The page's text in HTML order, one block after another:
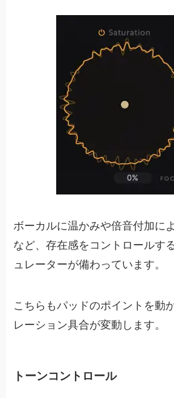
ボーカルに温かみや倍音付加に
など、存在感をコントロールす
ュレーターが備わっています。
こちらもパッドのポイントを動
レーション具合が変動します。
トーンコントロール